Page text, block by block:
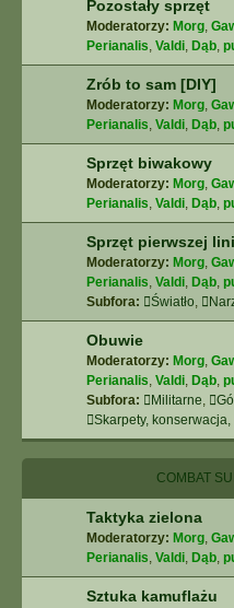
Pozostały sprzęt
Moderatorzy: Morg,
Perianalis, Valdi, Dąb,
Zrób to sam [DIY]
Moderatorzy: Morg,
Perianalis, Valdi, Dąb,
Sprzęt biwakowy
Moderatorzy: Morg,
Perianalis, Valdi, Dąb,
Sprzęt pierwszej
Moderatorzy: Morg,
Perianalis, Valdi, Dąb,
Subfora:
Światło,
Obuwie
Moderatorzy: Morg,
Perianalis, Valdi, Dąb,
Subfora:
Militarne,
Skarpety,
COMBAT
Taktyka zielona
Moderatorzy: Morg,
Perianalis, Valdi, Dąb,
Sztuka kamuflażu